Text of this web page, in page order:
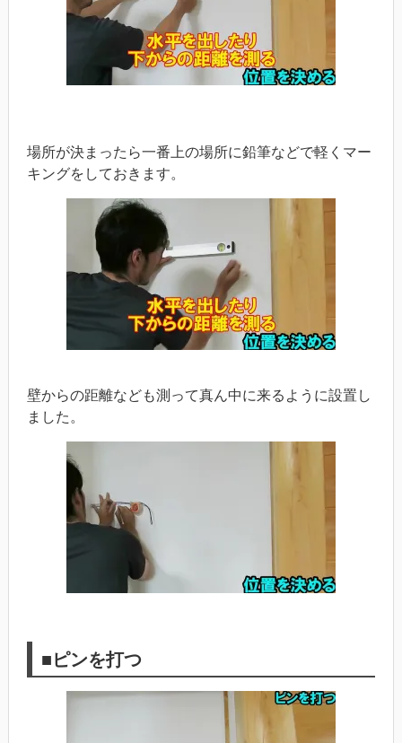
場所が決まったら一番上の場所に鉛筆などで軽くマー
キングをしておきます。
壁からの距離なども測って真ん中に来るように設置し
ました。
■ピンを打つ